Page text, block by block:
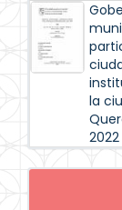
la
2022